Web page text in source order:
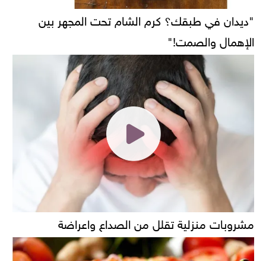
"ديدان في طبقك؟ كرم الشام تحت المجهر بين
الإهمال والصمت!"
مشروبات منزلية تقلل من الصداع واعراضة